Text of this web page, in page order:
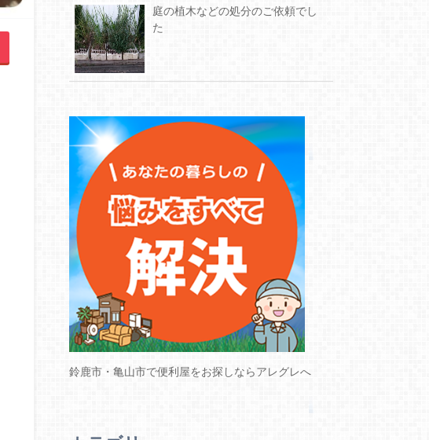
庭の植木などの処分のご依頼でし
た
鈴鹿市・亀山市で便利屋をお探しならアレグレへ